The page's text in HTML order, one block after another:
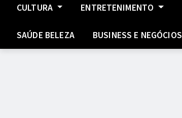
CULTURA ENTRETENIMENTO
SAÚDE BELEZA BUSINESS E NEGÓCIOS